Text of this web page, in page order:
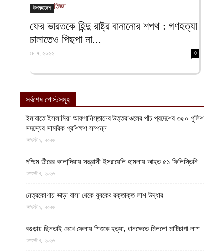
উপমহাদেশ
ফের ভারতকে হিন্দু রাষ্ট্র বানানোর শপথ : গণহত্যা
চালাতেও পিছপা না...
মে ৭, ২০২২ 0
সর্বশেষ পোস্টসমূহ
ইমারাতে ইসলামিয়া আফগানিস্তানের উত্তরাঞ্চলের পাঁচ প্রদেশের ৩৫০ পুলিশ
সদস্যের সামরিক প্রশিক্ষণ সম্পন্ন
আগস্ট ৭, ২০২৬
পশ্চিম তীরের কালান্দিয়ায় সন্ত্রাসী ইসরায়েলি হামলায় আহত ৫১ ফিলিস্তিনি
আগস্ট ৭, ২০২৬
নেত্রকোণায় ভাড়া বাসা থেকে যুবকের রক্তাক্ত লাশ উদ্ধার
আগস্ট ৭, ২০২৬
বগুড়ায় ছিনতাই দেখে ফেলায় শিশুকে হত্যা, ধানক্ষেতে মিললো মাটিচাপা লাশ
আগস্ট ৭, ২০২৬